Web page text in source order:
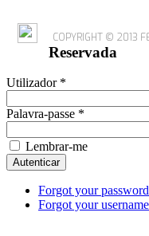
COPYRIGHT © 2013
Reservada
Utilizador *
Palavra-passe *
Lembrar-me
Forgot your
Forgot your